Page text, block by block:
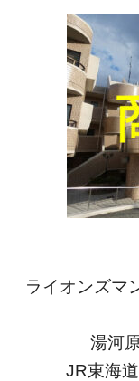
ライオンズマ
湯河
JR東海